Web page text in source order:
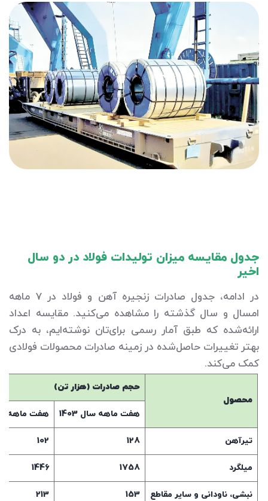
جدول مقایسه میزان تولیدات فولاد در دو سال
اخیر
در ادامه، جدول صادرات زنجیره آهن و فولاد در 7 ماهه
امسال و سال گذشته را مشاهده می‌کنید. مقایسه اعداد
ارائه‌شده که طبق آمار رسمی برای‌تان نوشته‌ایم، به درک
بهتر تغییرات حاصل‌شده در زمینه صادرات محصولات فولادی
کمک می‌کند.
محصول
حجم صادرات (هزار تن)
هفت ماهه سال 1403 هفت ماهه سال
تیرآهن 128
102
میلگرد 1758
1446
نبشی، ناودانی و سایر مقاطع 153
213